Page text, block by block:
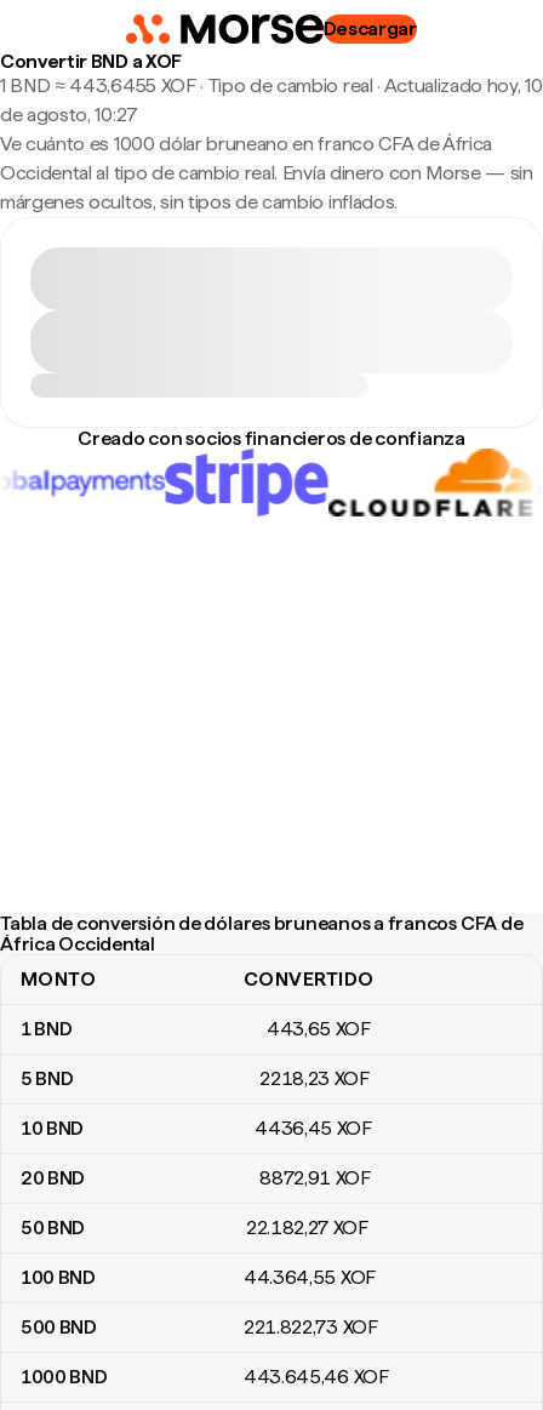
Descargar
Convertir BND a XOF
1 BND ≈ 443,6455 XOF · Tipo de cambio real · Actualizado hoy, 10
de agosto, 10:27
Ve cuánto es 1000 dólar bruneano en franco CFA de África
Occidental al tipo de cambio real. Envía dinero con Morse — sin
márgenes ocultos, sin tipos de cambio inflados.
Creado con socios financieros de confianza
Tabla de conversión de dólares bruneanos a francos CFA de
África Occidental
Tabla de conversión de dólares bruneanos a francos CFA de
MONTO CONVERTIDO
1BND 443,65 XOF
5 BND 2218,23 XOF
10 BND 4436,45 XOF
20 BND 8872,91 XOF
50 BND 22.182,27 XOF
100 BND 44.364,55 XOF
500 BND 221.822,73 XOF
1000 BND 443.645,46 XOF